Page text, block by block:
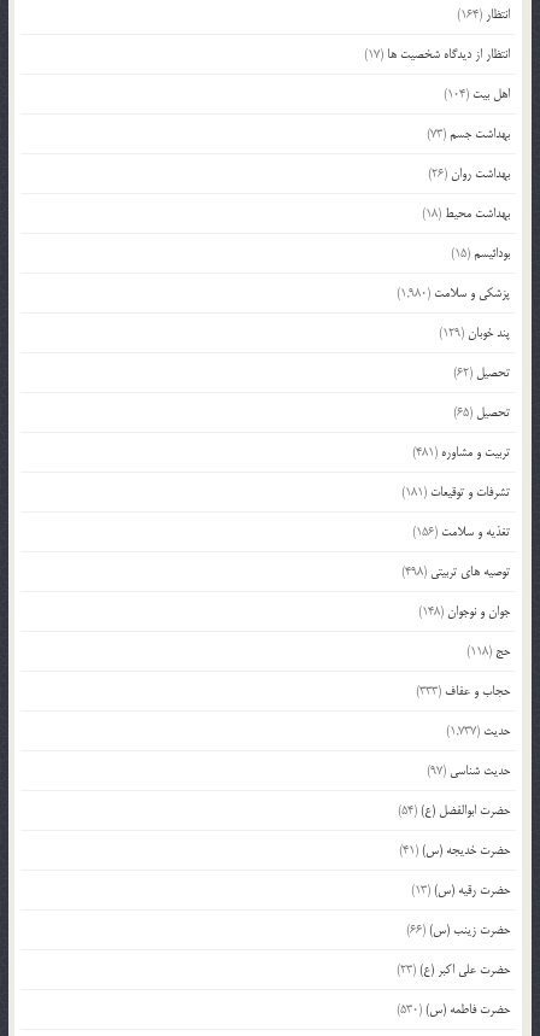
انتظار (164)
انتظار از دیدگاه شخصیت ها (17)
اهل بیت (104)
بهداشت جسم(73)
بهداشت روان(26)
بهداشت محیط (18)
بودائیسم(15)
پزشکی و سلامت (1,980)
پند خوبان(129)
تحصیل (62)
تحصیل (65)
تربیت و مشاوره (481)
تشرفات و توقیعات (181)
تغذیه و سلامت (156)
توصیه های تربیتی (498)
جوان و نوجوان(148)
حج (118)
حجاب و عفاف (333)
حدیث (1,737)
حدیث شناسی (97)
حضرت ابوالفضل (ع)(54)
حضرت خدیجه (س)(41)
حضرت رقیه (س)(13)
حضرت زینب (س)(66)
حضرت علی اکبر (ع)(23)
حضرت فاطمه (س)(530)